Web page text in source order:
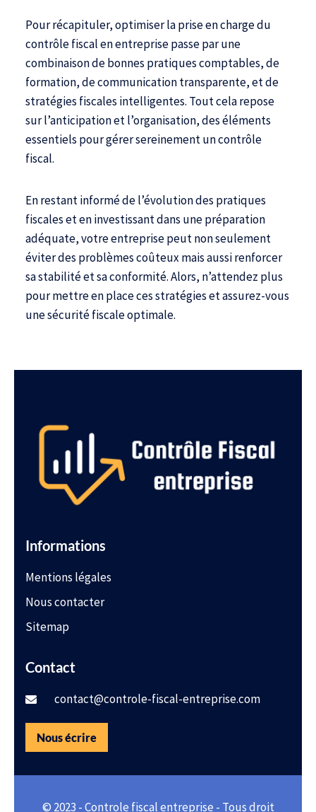
Pour récapituler, optimiser la prise en charge du
contrôle fiscal en entreprise passe par une
combinaison de bonnes pratiques comptables, de
formation, de communication transparente, et de
stratégies fiscales intelligentes. Tout cela repose
sur l’anticipation et l’organisation, des éléments
essentiels pour gérer sereinement un contrôle
fiscal.
En restant informé de l’évolution des pratiques
fiscales et en investissant dans une préparation
adéquate, votre entreprise peut non seulement
éviter des problèmes coûteux mais aussi renforcer
sa stabilité et sa conformité. Alors, n’attendez plus
pour mettre en place ces stratégies et assurez-vous
une sécurité fiscale optimale.
Informations
Mentions légales
Nous contacter
Sitemap
Contact
contact@controle-fiscal-entreprise.com
Nous écrire
© 2023 - Controle fiscal entreprise - Tous droit